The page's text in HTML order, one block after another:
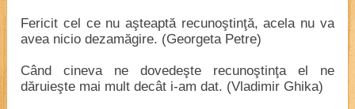
Fericit cel ce nu aşteaptă recunoştinţă, acela nu va
avea nicio dezamăgire. (Georgeta Petre)
Când cineva ne dovedeşte recunoştinţa el ne
dăruieşte mai mult decât i-am dat. (Vladimir Ghika)